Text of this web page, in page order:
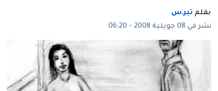
بقلم تبر.س
نشر في 08 جويلية 2008 - 06:20